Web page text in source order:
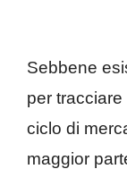
Sebbene
per tracciare
ciclo di
maggior